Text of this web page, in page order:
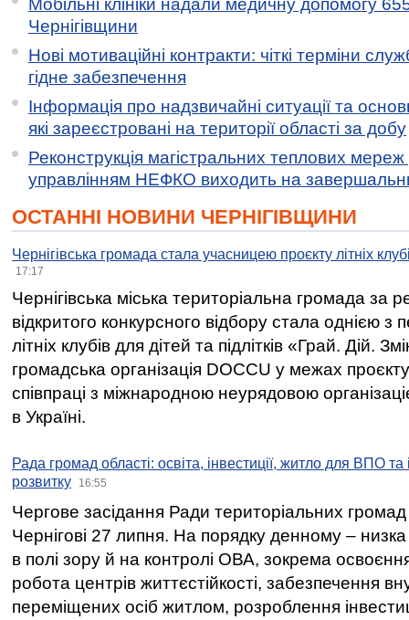
Мобільні клініки надали медичну допомогу
Чернігівщини
Нові мотиваційні контракти: чіткі терміни
гідне забезпечення
Інформація про надзвичайні ситуації та
які зареєстровані на території області за добу
Реконструкція магістральних теплових мереж
управлінням НЕФКО виходить на
ОСТАННІ НОВИНИ ЧЕРНІГІВЩИНИ
Чернігівська громада стала учасницею проєкту літніх
17:17
Чернігівська міська територіальна громада за
відкритого конкурсного відбору стала однією
літніх клубів для дітей та підлітків «Грай. Дій.
громадська організація DOCCU у межах
співпраці з міжнародною неурядовою
в Україні.
Рада громад області: освіта, інвестиції, житло для ВПО
розвитку
16:55
Чергове засідання Ради територіальних громад
Чернігові 27 липня. На порядку денному –
в полі зору й на контролі ОВА, зокрема освоєння
робота центрів життєстійкості, забезпечення
переміщених осіб житлом, розроблення